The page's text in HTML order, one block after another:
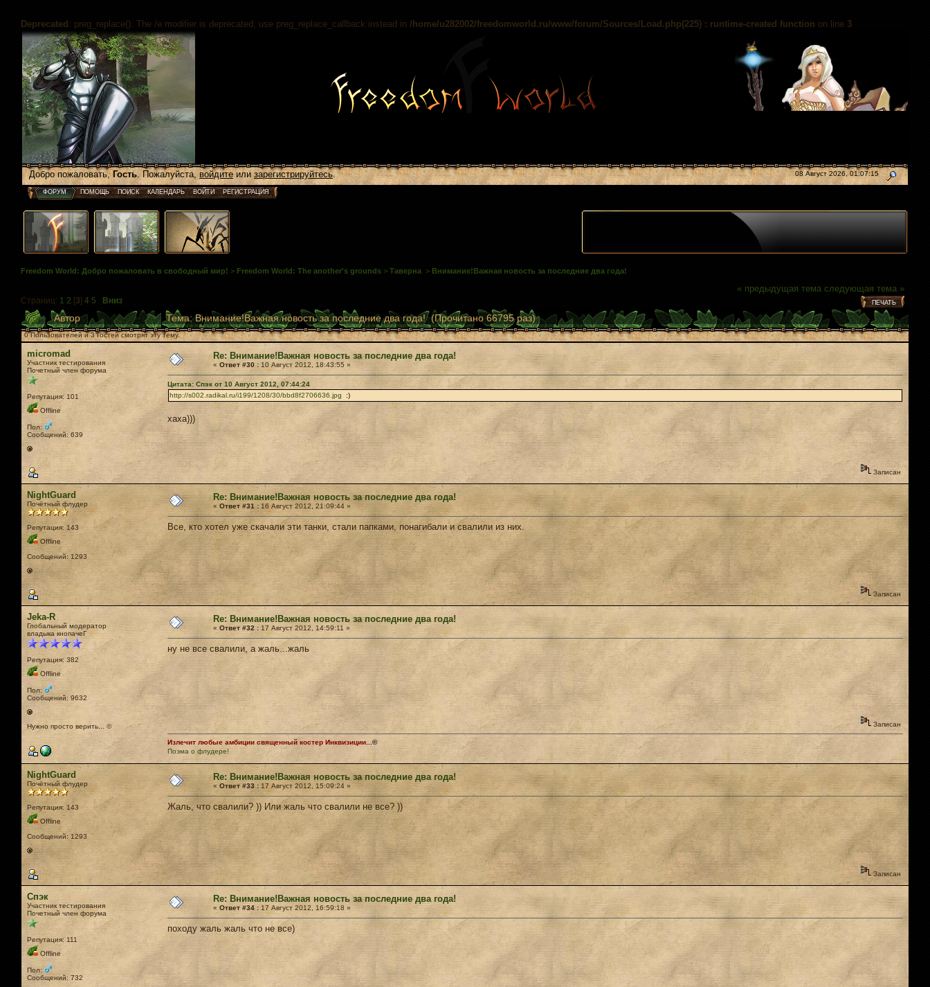
Deprecated : preg_replace(): The /e modifier is deprecated, use preg_replace_callback instead in /home/u282002/freedomworld.ru/www/forum/Sources/Load.php(225) : runtime-created function on line 3
Добро пожаловать, Гость. Пожалуйста,войдитеилизарегистрируйтесь. 08 Август 2026, 01:07:15
ФОРУМ ПОМОЩЬ ПОИСК КАЛЕНДАРЬ ВОЙТИ РЕГИСТРАЦИЯ
Freedom World: Добро пожаловать в свободный мир! > Freedom World: The another's grounds > Таверна > Внимание!Важная новость за последние два года!
Страниц: 1 2 [3] 4 5 Вниз
« предыдущая тема следующая тема »
ПЕЧАТЬ
Автор Тема: Внимание!Важная новость за последние два года! (Прочитано 66795 раз)
0 Пользователей и 3 Гостей смотрят эту тему.
micromad
Участник тестирования
Почетный член форума
Репутация: 101
Offline
Пол:
Сообщений: 639
Re: Внимание!Важная новость за последние два года!
« Ответ #30 : 10 Август 2012, 18:43:55 »
Цитата: Спэк от 10 Август 2012, 07:44:24
http://s002.radikal.ru/i199/1208/30/bbd8f2706636.jpg :)
хаха)))
Записан
NightGuard
Почётный флудер
Репутация: 143
Offline
Сообщений: 1293
Re: Внимание!Важная новость за последние два года!
« Ответ #31 : 16 Август 2012, 21:09:44 »
Все, кто хотел уже скачали эти танки, стали папками, понагибали и свалили из них.
Записан
Jeka-R
Глобальный модератор
владыка кнопачеГ
Репутация: 382
Offline
Пол:
Сообщений: 9632
Нужно просто верить... ©
Re: Внимание!Важная новость за последние два года!
« Ответ #32 : 17 Август 2012, 14:59:11 »
ну не все свалили, а жаль...жаль
Записан
Излечит любые амбиции священный костер Инквизиции... ©
Поэма о флудере!
NightGuard
Почётный флудер
Репутация: 143
Offline
Сообщений: 1293
Re: Внимание!Важная новость за последние два года!
« Ответ #33 : 17 Август 2012, 15:09:24 »
Жаль, что свалили? )) Или жаль что свалили не все? ))
Записан
Спэк
Участник тестирования
Почетный член форума
Репутация: 111
Offline
Пол:
Сообщений: 732
Re: Внимание!Важная новость за последние два года!
« Ответ #34 : 17 Август 2012, 16:59:18 »
походу жаль жаль что не все)